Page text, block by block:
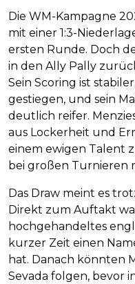
Die WM-Kampagne
mit einer 1:3-
ersten Runde. Doch
in den Ally Pally
Sein Scoring ist
gestiegen, und sein
deutlich reifer.
aus Lockerheit und
einem ewigen Talent
bei großen Turnieren
Das Draw meint es
Direkt zum Auftakt
hochgehandeltes
kurzer Zeit einen
hat. Danach könnten
Sevada folgen, bevor